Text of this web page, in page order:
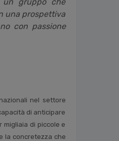
una prospettiva
con passione
nel settore
di anticipare
di piccole e
la concretezza che